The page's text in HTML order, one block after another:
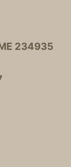
234935